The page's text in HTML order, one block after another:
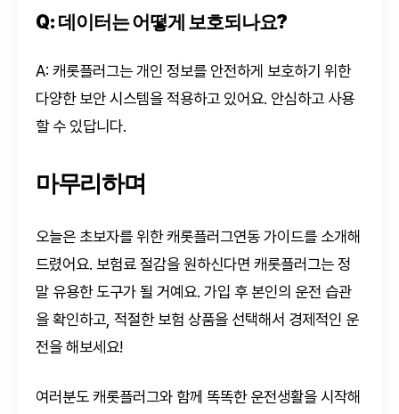
Q: 데이터는 어떻게 보호되나요?
A: 캐롯플러그는 개인 정보를 안전하게 보호하기 위한
다양한 보안 시스템을 적용하고 있어요. 안심하고 사용
할 수 있답니다.
마무리하며
오늘은 초보자를 위한 캐롯플러그연동 가이드를 소개해
드렸어요. 보험료 절감을 원하신다면 캐롯플러그는 정
말 유용한 도구가 될 거예요. 가입 후 본인의 운전 습관
을 확인하고, 적절한 보험 상품을 선택해서 경제적인 운
전을 해보세요!
여러분도 캐롯플러그와 함께 똑똑한 운전생활을 시작해